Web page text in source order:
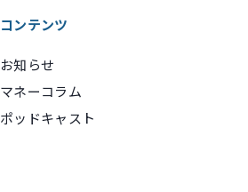
コンテンツ
お知らせ
マネーコラム
ポッドキャスト